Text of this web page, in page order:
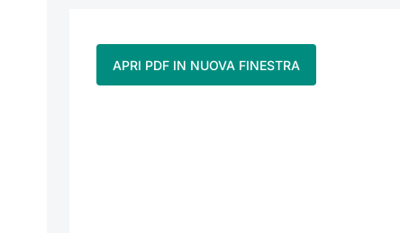
APRI PDF IN NUOVA FINESTRA